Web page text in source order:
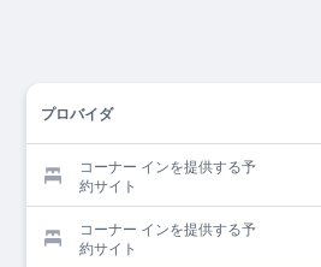
プロバイダ
コーナー インを提供する予
約サイト
コーナー インを提供する予
約サイト